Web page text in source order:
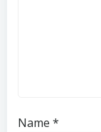
Name *